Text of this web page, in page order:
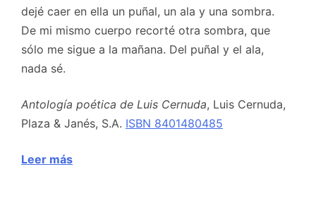
dejé caer en ella un puñal, un ala y una sombra.
De mi mismo cuerpo recorté otra sombra, que
sólo me sigue a la mañana. Del puñal y el ala,
nada sé.
Antología poética de Luis Cernuda, Luis Cernuda,
Plaza & Janés, S.A. ISBN 8401480485
Leer más